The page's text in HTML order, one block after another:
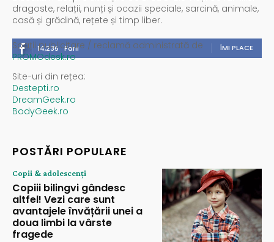
dragoste, relații, nunți și ocazii speciale, sarcină, animale,
casă și grădină, rețete și timp liber.
14,235 Fani ÎMI PLACE
Spații publicitare / reclamă administrată de
PROMOdesk.ro
Site-uri din rețea:
Destepti.ro
DreamGeek.ro
BodyGeek.ro
POSTĂRI POPULARE
Copii & adolescenți
Copiii bilingvi gândesc
altfel! Vezi care sunt
avantajele învățării unei a
doua limbi la vârste
fragede